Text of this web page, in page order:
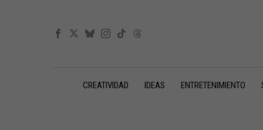
CREATIVIDAD IDEAS ENTRETENIMIENTO